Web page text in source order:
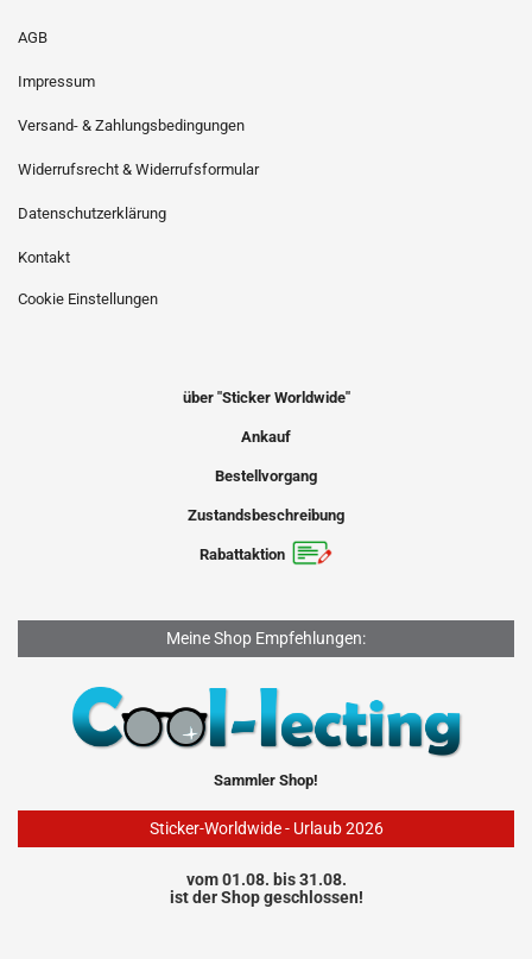
AGB
Impressum
Versand- & Zahlungsbedingungen
Widerrufsrecht & Widerrufsformular
Datenschutzerklärung
Kontakt
Cookie Einstellungen
über "Sticker Worldwide"
Ankauf
Bestellvorgang
Zustandsbeschreibung
Rabattaktion
Meine Shop Empfehlungen:
Sammler Shop!
Sticker-Worldwide - Urlaub 2026
vom 01.08. bis 31.08.
ist der Shop geschlossen!